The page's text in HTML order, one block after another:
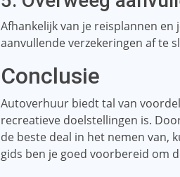
Afhankelijk van je reisplannen
aanvullende verzekeringen af ​​te
Conclusie
Autoverhuur biedt tal van
recreatieve doelstellingen is.
de beste deal in het nemen van,
gids ben je goed voorbereid om